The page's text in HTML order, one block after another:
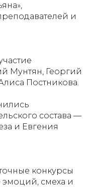
и
Мунтян, Георгий
Постникова.
состава —
и Евгения
конкурсы
смеха и